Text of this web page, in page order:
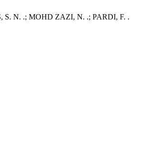
N. .; MOHD ZAZI, N. .; PARDI, F. .